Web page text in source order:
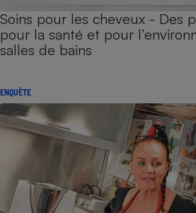
Soins pour les cheveux - Des
pour la santé et pour
salles de bains
ENQUÊTE